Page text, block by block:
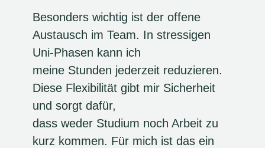
Besonders wichtig ist der offene
Austausch im Team. In stressigen
Uni-Phasen kann ich
meine Stunden jederzeit reduzieren.
Diese Flexibilität gibt mir Sicherheit
und sorgt dafür,
dass weder Studium noch Arbeit zu
kurz kommen. Für mich ist das ein